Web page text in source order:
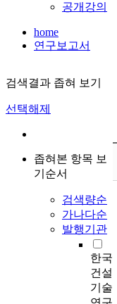
공개강의
home
연구보고서
검색결과 좁혀 보기
선택해제
좁혀본 항목 보
기순서
검색량순
가나다순
발행기관
한국
건설
기술